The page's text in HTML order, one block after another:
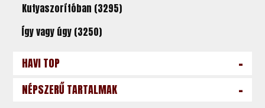
Kutyaszorítóban (3295)
Így vagy úgy (3250)
HAVI TOP -
NÉPSZERŰ TARTALMAK -